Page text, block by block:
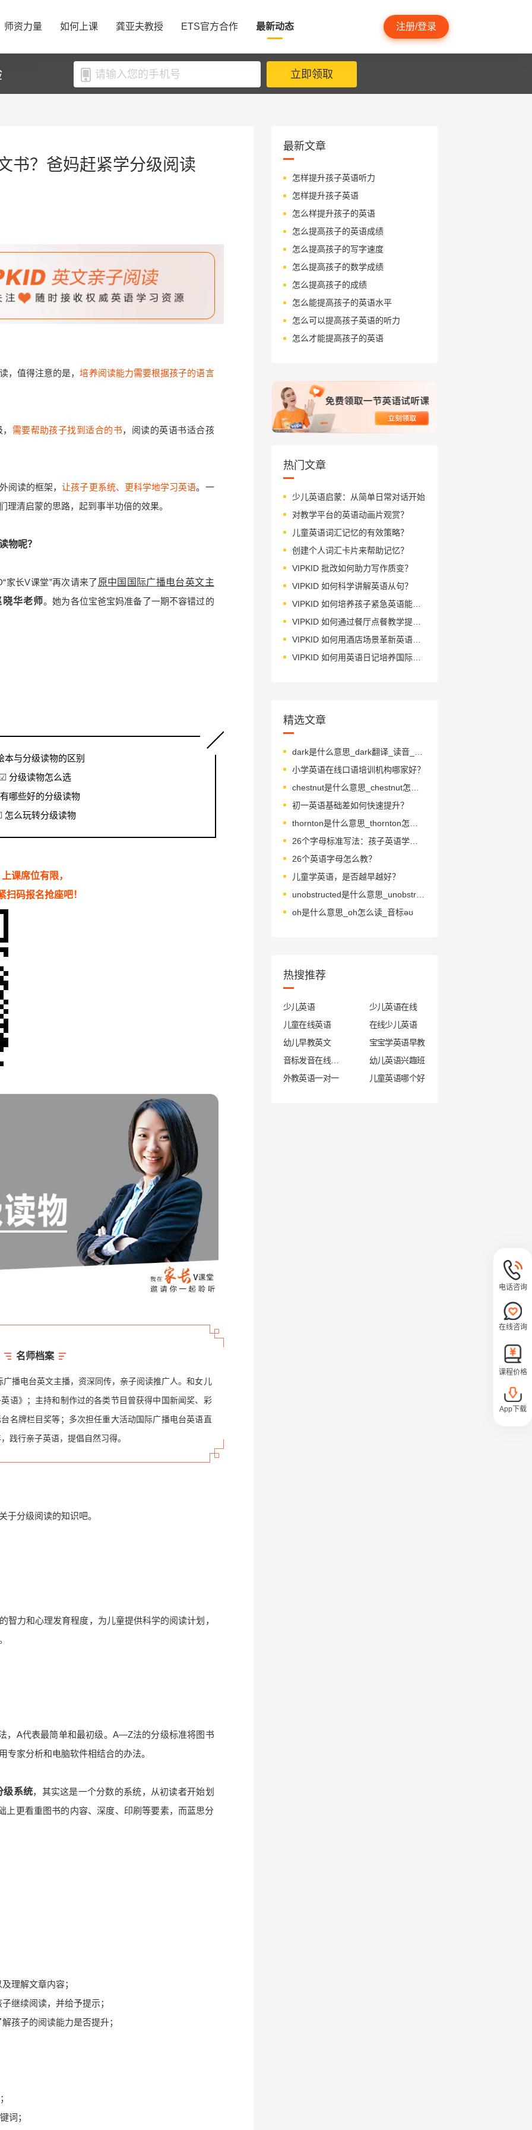
师资力量 如何上课 龚亚夫教授 ETS官方合作 最新动态 注册/登录
立即领取
书？爸妈赶紧学分级阅读
，值得注意的是，培养阅读能力需要根据孩子的语言
需要帮助孩子找到适合的书，阅读的英语书适合孩
阅读的框架，让孩子更系统、更科学地学习英语。一
清启蒙的思路，起到事半功倍的效果。
物呢？
家长V课堂”再次请来了 原中国国际广播电台英文主
晓华老师。她为各位宝爸宝妈准备了一期不容错过的
本与分级读物的区别
分级读物怎么选
有哪些好的分级读物
怎么玩转分级读物
上课席位有限，
扫码报名抢座吧！
名师档案
播电台英文主播，资深同传，亲子阅读推广人。和女儿
语》；主持和制作过的各类节目曾获得中国新闻奖、彩
名牌栏目奖等；多次担任重大活动国际广播电台英语直
践行亲子英语，提倡自然习得。
于分级阅读的知识吧。
智力和心理发育程度，为儿童提供科学的阅读计划，
，A代表最简单和最初级。A—Z法的分级标准将图书
家分析和电脑软件相结合的办法。
级系统，其实这是一个分数的系统，从初读者开始划
上更看重图书的内容、深度、印刷等要素，而蓝思分
理解文章内容；
继续阅读，并给予提示；
孩子的阅读能力是否提升；
词；
最新文章
怎样提升孩子英语听力
怎样提升孩子英语
怎么样提升孩子的英语
怎么提高孩子的英语成绩
怎么提高孩子的写字速度
怎么提高孩子的数学成绩
怎么提高孩子的成绩
怎么能提高孩子的英语水平
怎么可以提高孩子英语的听力
怎么才能提高孩子的英语
热门文章
少儿英语启蒙：从简单日常对话开始
对教学平台的英语动画片观赏？
儿童英语词汇记忆的有效策略？
创建个人词汇卡片来帮助记忆？
VIPKID 批改如何助力写作质变？
VIPKID 如何科学讲解英语从句？
VIPKID 如何培养孩子紧急英语能力？
VIPKID 如何通过餐厅点餐教学提升少儿英语应用能力？
VIPKID 如何用酒店场景革新英语教学？
VIPKID 如何用英语日记培养国际化人才？
精选文章
小学英语在线口语培训机构哪家好？
初一英语基础差如何快速提升？
26个字母标准写法：孩子英语学习的书写指南
26个英语字母怎么教？
儿童学英语，是否越早越好？
unobstructed是什么意思_unobstructed怎么读_音标'ʌnəb'strʌktɪd
oh是什么意思_oh怎么读_音标əʊ
热搜推荐
少儿英语
少儿英语在线
儿童在线英语
在线少儿英语
幼儿早教英文
宝宝学英语早教
幼儿英语兴趣班
外教英语一对一
儿童英语哪个好
电话咨询
在线咨询
课程价格
App下载